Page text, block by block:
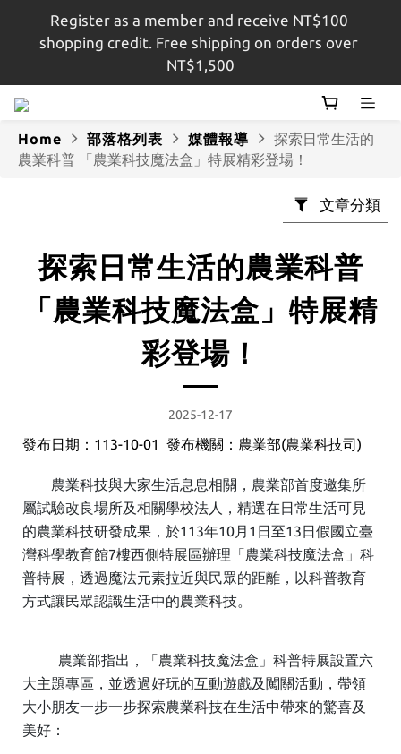
註冊會員即贈$100購物金，結帳金額滿$1,500即享免
運
Register as a member and receive NT$100
shopping credit. Free shipping on orders over
NT$1,500
註冊會員即贈$100購物金，結帳金額滿$1,500即享免
運
Home 部落格列表 媒體報導
探索日常生活的
農業科普 「農業科技魔法盒」特展精彩登場！
文章分類
探索日常生活的農業科普
「農業科技魔法盒」特展精
彩登場！
2025-12-17
發布日期：113-10-01 發布機關：農業部(農業科技司)
農業科技與大家生活息息相關，農業部首度邀集所
屬試驗改良場所及相關學校法人，精選在日常生活可見
的農業科技研發成果，於113年10月1日至13日假國立臺
灣科學教育館7樓西側特展區辦理「農業科技魔法盒」科
普特展，透過魔法元素拉近與民眾的距離，以科普教育
方式讓民眾認識生活中的農業科技。
農業部指出，「農業科技魔法盒」科普特展設置六
大主題專區，並透過好玩的互動遊戲及闖關活動，帶領
大小朋友一步一步探索農業科技在生活中帶來的驚喜及
美好：